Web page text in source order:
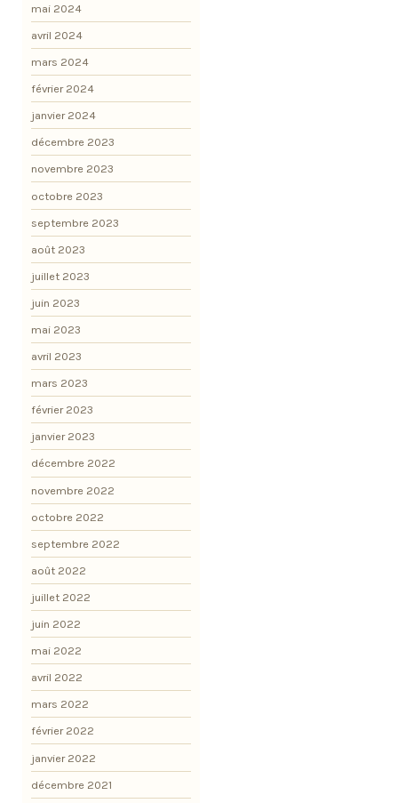
mai 2024
avril 2024
mars 2024
février 2024
janvier 2024
décembre 2023
novembre 2023
octobre 2023
septembre 2023
août 2023
juillet 2023
juin 2023
mai 2023
avril 2023
mars 2023
février 2023
janvier 2023
décembre 2022
novembre 2022
octobre 2022
septembre 2022
août 2022
juillet 2022
juin 2022
mai 2022
avril 2022
mars 2022
février 2022
janvier 2022
décembre 2021